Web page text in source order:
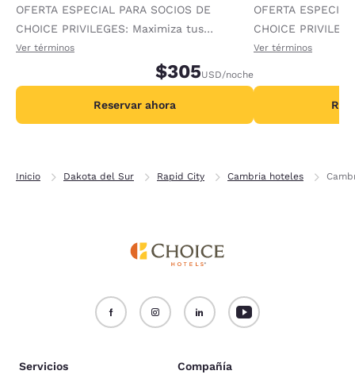
OFERTA ESPECIAL PARA SOCIOS DE
CHOICE PRIVILEGES: Maximiza tus
recompensas al recibir 1000 puntos
Ver términos
$305USD/noche
Reservar ahora
OFERTA
CHOICE
recompensas al
Ver términos
Inicio Dakota del Sur Rapid City Cambria hoteles
Servicios Compañía